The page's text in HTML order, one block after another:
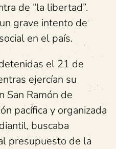
de “la libertad”.
grave intento de
en el país.
el 21 de
ejercían su
San Ramón de
pacífica y organizada
buscaba
presupuesto de la